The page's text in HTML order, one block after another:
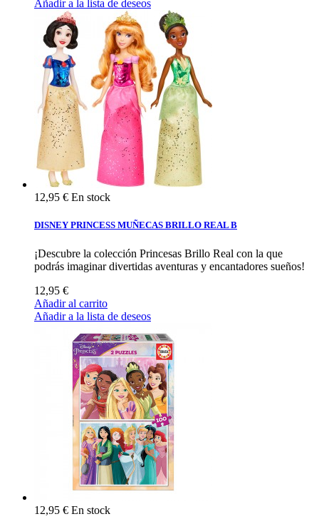
Añadir a la lista de deseos
12,95 € En stock
DISNEY PRINCESS MUÑECAS BRILLO REAL B
¡Descubre la colección Princesas Brillo Real con la que
podrás imaginar divertidas aventuras y encantadores sueños!
12,95 €
Añadir al carrito
Añadir a la lista de deseos
12,95 € En stock